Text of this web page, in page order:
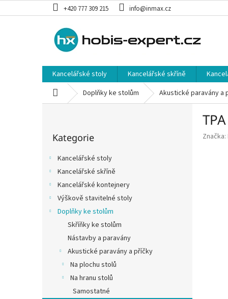
na
+420 777 309 215 info@inmax.cz
Kancelářské stoly Kancelářské skříně
Domů Doplňky ke stolům Akustické paravány a
kategorie
Kategorie
Kancelářské stoly
Kancelářské skříně
Kancelářské kontejnery
Výškově stavitelné stoly
Doplňky ke stolům
Skříňky ke stolům
Nástavby a paravány
Akustické paravány a příčky
Na plochu stolů
Na hranu stolů
Samostatné
Značka: